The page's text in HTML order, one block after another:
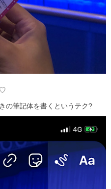
♡
の筆記体を書くというテク?